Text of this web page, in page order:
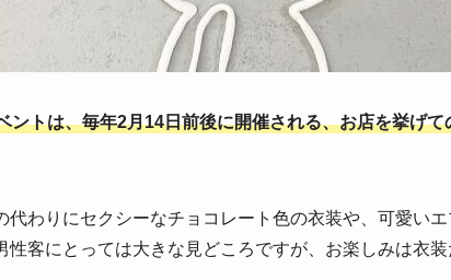
ントは、毎年2月14日前後に開催される、お店を挙げ
代わりにセクシーなチョコレート色の衣装や、可愛い
客にとっては大きな見どころですが、お楽しみは衣装